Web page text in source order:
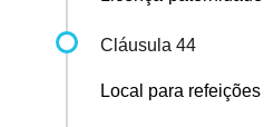
Cláusula 44
Local para refeições